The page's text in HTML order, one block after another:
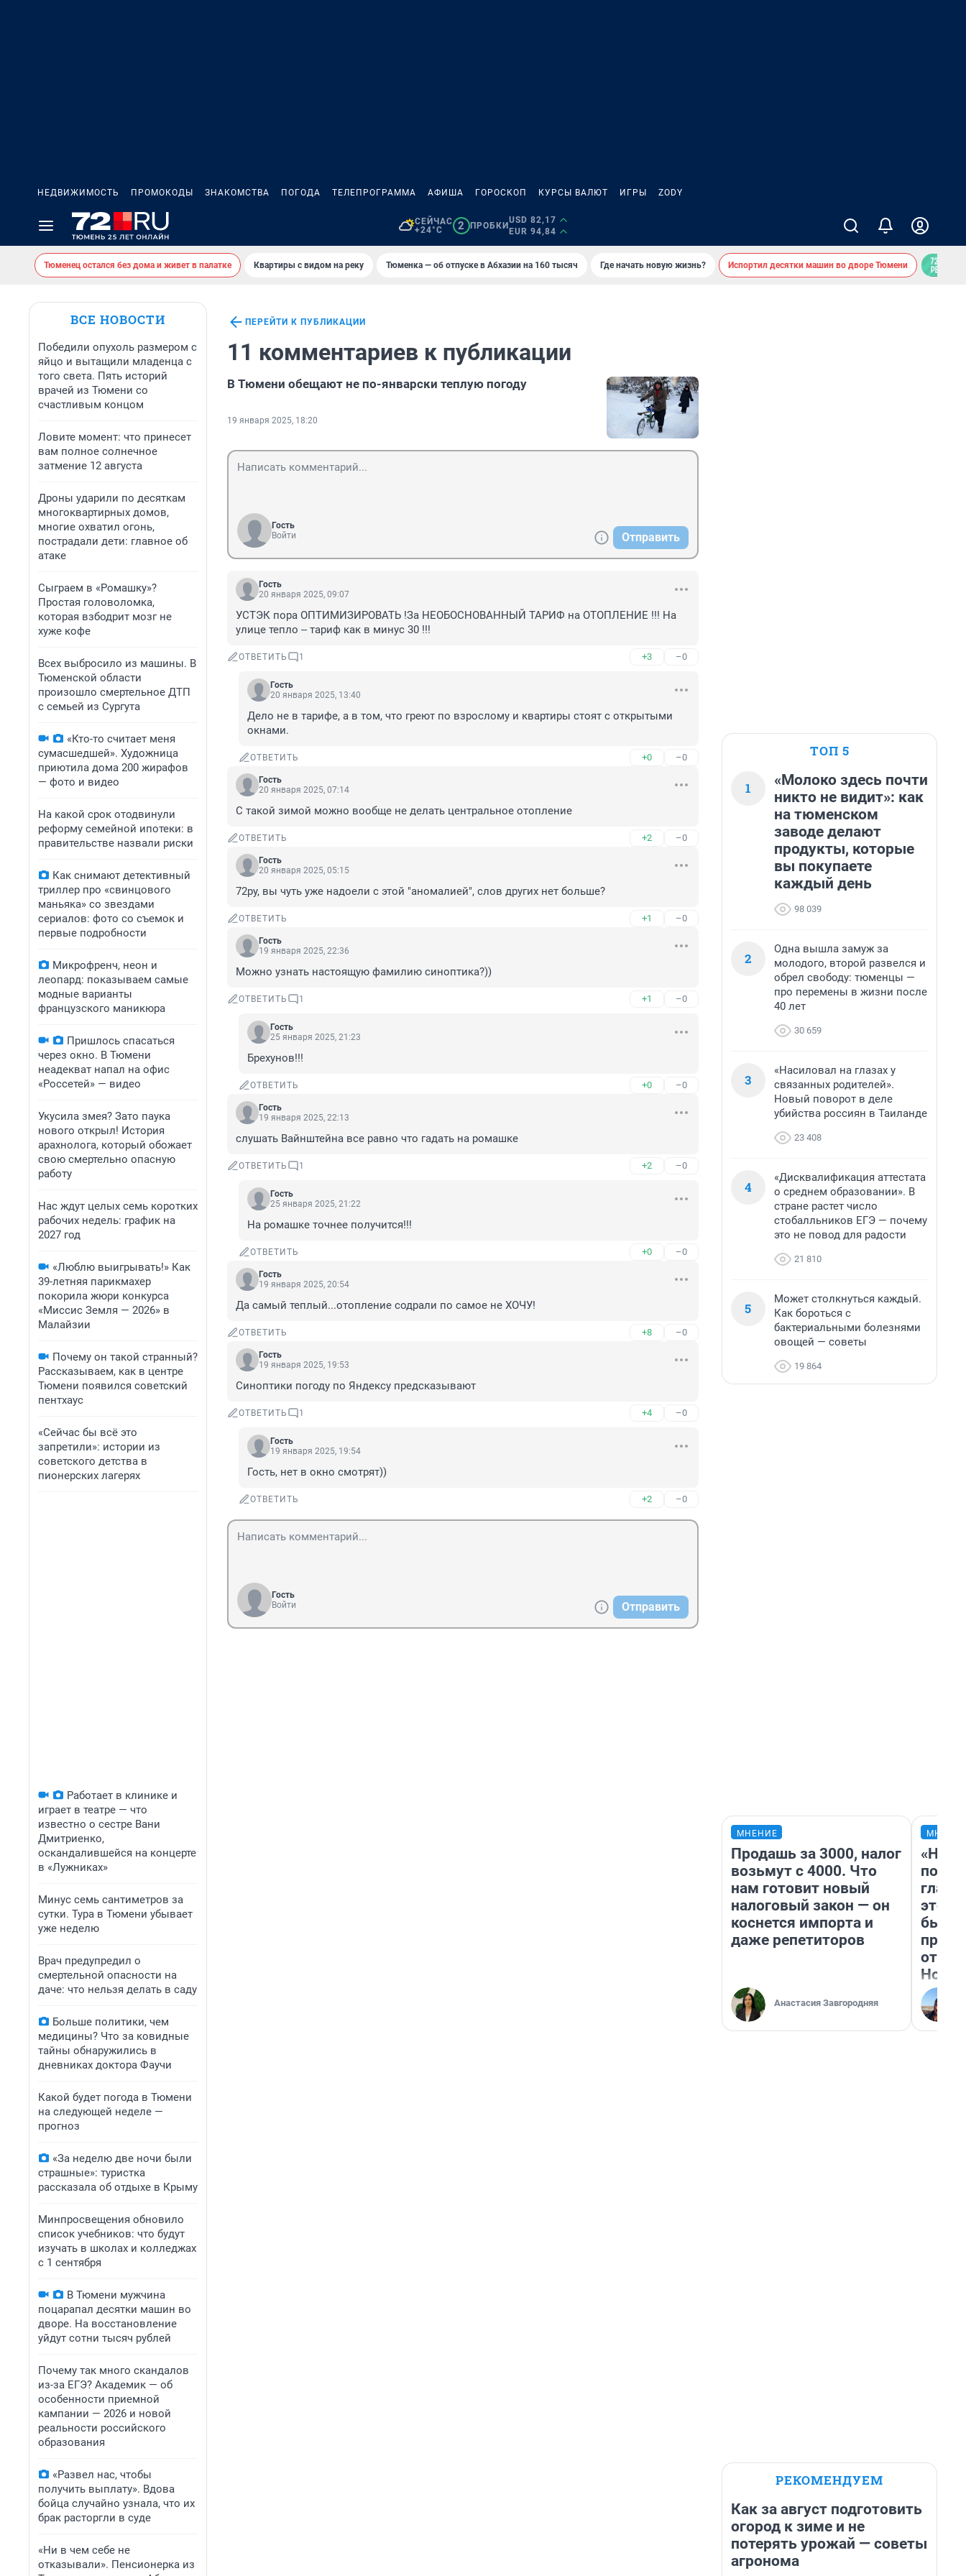
НЕДВИЖИМОСТЬ ПРОМОКОДЫ ЗНАКОМСТВА ПОГОДА ТЕЛЕПРОГРАММА АФИША ГОРОСКОП КУРСЫ ВАЛЮТ ИГРЫ ZODY
СЕЙЧАС
+24°C
2 ПРОБКИ
USD 82,17
EUR 94,84
Тюменец остался без дома и живет в палатке Квартиры с видом на реку Тюменка — об отпуске в Абхазии на 160 тысяч Где начать новую жизнь? Испортил десятки машин во дворе Тюмени
ВСЕ НОВОСТИ
Победили опухоль размером с
яйцо и вытащили младенца с
того света. Пять историй
врачей из Тюмени со
счастливым концом
Ловите момент: что принесет
вам полное солнечное
затмение 12 августа
Дроны ударили по десяткам
многоквартирных домов,
многие охватил огонь,
пострадали дети: главное об
атаке
Сыграем в «Ромашку»?
Простая головоломка,
которая взбодрит мозг не
хуже кофе
Всех выбросило из машины. В
Тюменской области
произошло смертельное ДТП
с семьей из Сургута
«Кто-то считает меня
сумасшедшей». Художница
приютила дома 200 жирафов
— фото и видео
На какой срок отодвинули
реформу семейной ипотеки: в
правительстве назвали риски
Как снимают детективный
триллер про «свинцового
маньяка» со звездами
сериалов: фото со съемок и
первые подробности
Микрофренч, неон и
леопард: показываем самые
модные варианты
французского маникюра
Пришлось спасаться
через окно. В Тюмени
неадекват напал на офис
«Россетей» — видео
Укусила змея? Зато паука
нового открыл! История
арахнолога, который обожает
свою смертельно опасную
работу
Нас ждут целых семь коротких
рабочих недель: график на
2027 год
«Люблю выигрывать!» Как
39-летняя парикмахер
покорила жюри конкурса
«Миссис Земля — 2026» в
Малайзии
Почему он такой странный?
Рассказываем, как в центре
Тюмени появился советский
пентхаус
«Сейчас бы всё это
запретили»: истории из
советского детства в
пионерских лагерях
Работает в клинике и
играет в театре — что
известно о сестре Вани
Дмитриенко,
оскандалившейся на концерте
в «Лужниках»
Минус семь сантиметров за
сутки. Тура в Тюмени убывает
уже неделю
Врач предупредил о
смертельной опасности на
даче: что нельзя делать в саду
Больше политики, чем
медицины? Что за ковидные
тайны обнаружились в
дневниках доктора Фаучи
Какой будет погода в Тюмени
на следующей неделе —
прогноз
«За неделю две ночи были
страшные»: туристка
рассказала об отдыхе в Крыму
Минпросвещения обновило
список учебников: что будут
изучать в школах и колледжах
с 1 сентября
В Тюмени мужчина
поцарапал десятки машин во
дворе. На восстановление
уйдут сотни тысяч рублей
Почему так много скандалов
из-за ЕГЭ? Академик — об
особенности приемной
кампании — 2026 и новой
реальности российского
образования
«Развел нас, чтобы
получить выплату». Вдова
бойца случайно узнала, что их
брак расторгли в суде
«Ни в чем себе не
отказывали». Пенсионерка из
ПЕРЕЙТИ К ПУБЛИКАЦИИ
11 комментариев к публикации
В Тюмени обещают не по-январски теплую погоду
19 января 2025, 18:20
Гость
Войти
Отправить
Гость
20 января 2025, 09:07
УСТЭК пора ОПТИМИЗИРОВАТЬ !За НЕОБОСНОВАННЫЙ ТАРИФ на ОТОПЛЕНИЕ !!! На
улице тепло -- тариф как в минус 30 !!!
ОТВЕТИТЬ 1 +3 –0
Гость
20 января 2025, 13:40
Дело не в тарифе, а в том, что греют по взрослому и квартиры стоят с открытыми
окнами.
ОТВЕТИТЬ +0 –0
Гость
20 января 2025, 07:14
С такой зимой можно вообще не делать центральное отопление
ОТВЕТИТЬ +2 –0
Гость
20 января 2025, 05:15
72ру, вы чуть уже надоели с этой "аномалией", слов других нет больше?
ОТВЕТИТЬ +1 –0
Гость
19 января 2025, 22:36
Можно узнать настоящую фамилию синоптика?))
ОТВЕТИТЬ 1 +1 –0
Гость
25 января 2025, 21:23
Брехунов!!!
ОТВЕТИТЬ +0 –0
Гость
19 января 2025, 22:13
слушать Вайнштейна все равно что гадать на ромашке
ОТВЕТИТЬ 1 +2 –0
Гость
25 января 2025, 21:22
На ромашке точнее получится!!!
ОТВЕТИТЬ +0 –0
Гость
19 января 2025, 20:54
Да самый теплый...отопление содрали по самое не ХОЧУ!
ОТВЕТИТЬ +8 –0
Гость
19 января 2025, 19:53
Синоптики погоду по Яндексу предсказывают
ОТВЕТИТЬ 1 +4 –0
Гость
19 января 2025, 19:54
Гость, нет в окно смотрят))
ОТВЕТИТЬ +2 –0
Гость
Войти
Отправить
ТОП 5
1
«Молоко здесь почти
никто не видит»: как
на тюменском
заводе делают
продукты, которые
вы покупаете
каждый день
98 039
2
Одна вышла замуж за
молодого, второй развелся и
обрел свободу: тюменцы —
про перемены в жизни после
40 лет
30 659
3
«Насиловал на глазах у
связанных родителей».
Новый поворот в деле
убийства россиян в Таиланде
23 408
4
«Дисквалификация аттестата
о среднем образовании». В
стране растет число
стобалльников ЕГЭ — почему
это не повод для радости
21 810
5
Может столкнуться каждый.
Как бороться с
бактериальными болезнями
овощей — советы
19 864
МНЕНИЕ
Продашь за 3000, налог
возьмут с 4000. Что
нам готовит новый
налоговый закон — он
коснется импорта и
даже репетиторов
Анастасия Завгородняя
этого
бьет
РЕКОМЕНДУЕМ
Как за август подготовить
огород к зиме и не
потерять урожай — советы
агронома